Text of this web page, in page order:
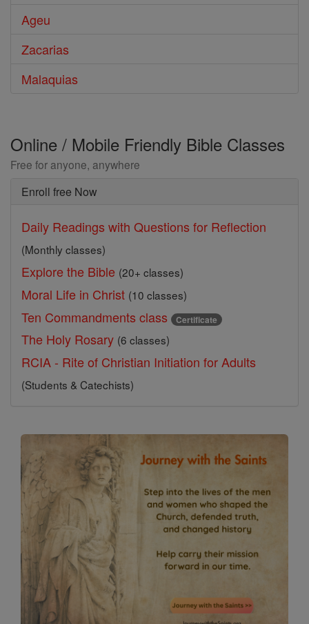
Ageu
Zacarias
Malaquias
Online / Mobile Friendly Bible Classes
Free for anyone, anywhere
Enroll free Now
Daily Readings with Questions for Reflection
(Monthly classes)
Explore the Bible (20+ classes)
Moral Life in Christ (10 classes)
Ten Commandments class Certificate
The Holy Rosary (6 classes)
RCIA - Rite of Christian Initiation for Adults
(Students & Catechists)